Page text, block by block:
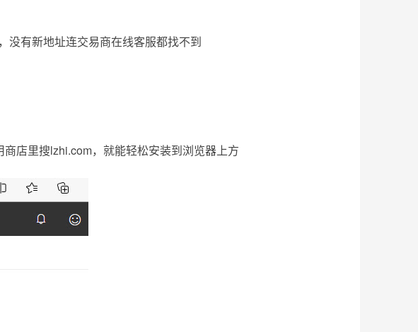
没有新地址连交易商在线客服都找不到
店里搜lzhi.com，就能轻松安装到浏览器上方